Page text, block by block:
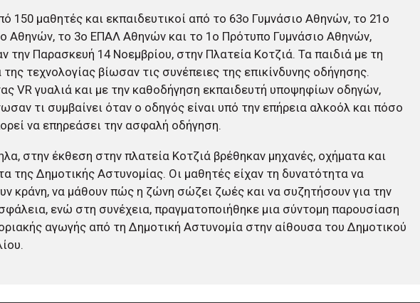
150 μαθητές και εκπαιδευτικοί από το 63o Γυμνάσιο Αθηνών, το 21o
Αθηνών, το 3ο ΕΠΑΛ Αθηνών και το 1ο Πρότυπο Γυμνάσιο Αθηνών,
την Παρασκευή 14 Νοεμβρίου, στην Πλατεία Κοτζιά. Τα παιδιά με τη
της τεχνολογίας βίωσαν τις συνέπειες της επικίνδυνης οδήγησης.
VR γυαλιά και με την καθοδήγηση εκπαιδευτή υποψηφίων οδηγών,
τι συμβαίνει όταν ο οδηγός είναι υπό την επήρεια αλκοόλ και πόσο
να επηρεάσει την ασφαλή οδήγηση.
στην έκθεση στην πλατεία Κοτζιά βρέθηκαν μηχανές, οχήματα και
της Δημοτικής Αστυνομίας. Οι μαθητές είχαν τη δυνατότητα να
κράνη, να μάθουν πώς η ζώνη σώζει ζωές και να συζητήσουν για την
ενώ στη συνέχεια, πραγματοποιήθηκε μια σύντομη παρουσίαση
αγωγής από τη Δημοτική Αστυνομία στην αίθουσα του Δημοτικού